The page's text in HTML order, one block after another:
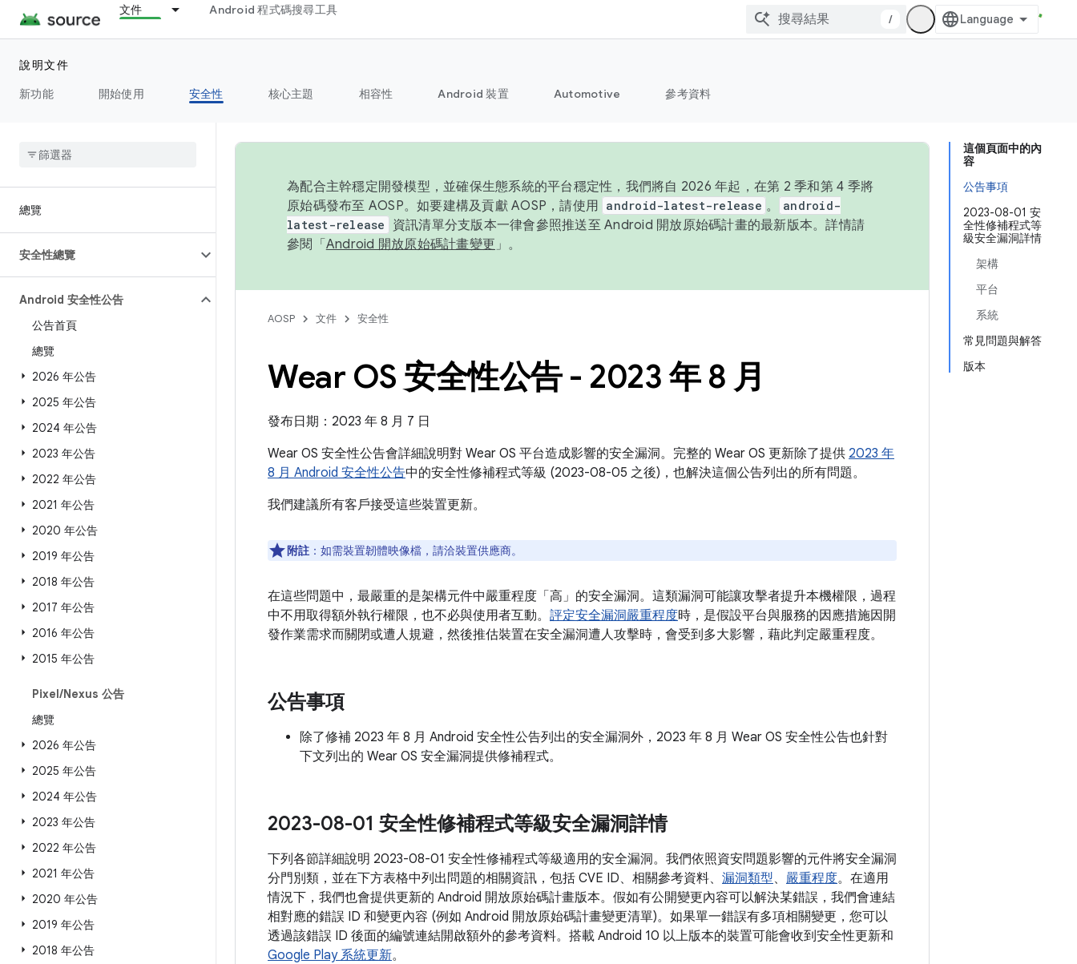
文件 Android 程式碼搜尋工具
/
說明文件
新功能
開始使用 安全性 核心主題 相容性 Android 裝置 Automotive 參考資料
總覽
安全性總覽
Android 安全性公告
公告首頁
總覽
2026 年公告
2025 年公告
2024 年公告
2023 年公告
2022 年公告
2021 年公告
2020 年公告
2019 年公告
2018 年公告
2017 年公告
2016 年公告
2015 年公告
Pixel/Nexus 公告
總覽
2026 年公告
2025 年公告
2024 年公告
2023 年公告
2022 年公告
2021 年公告
2020 年公告
2019 年公告
2018 年公告
這個頁面中的內
容
公告事項
2023-08-01 安
全性修補程式等
級安全漏洞詳情
架構
平台
系統
常見問題與解答
版本
為配合主幹穩定開發模型，並確保生態系統的平台穩定性，我們將自 2026 年起，在第 2 季和第 4 季將
原始碼發布至 AOSP。如要建構及貢獻 AOSP，請使用 android-latest-release 。
android-
latest-release
資訊清單分支版本一律會參照推送至 Android 開放原始碼計畫的最新版本。詳情請
參閱「 Android 開放原始碼計畫變更 」。
AOSP 文件 安全性
Wear OS 安全性公告 - 2023 年 8 月
發布日期：2023 年 8 月 7 日
Wear OS 安全性公告會詳細說明對 Wear OS 平台造成影響的安全漏洞。完整的 Wear OS 更新除了提供 2023 年
8 月 Android 安全性公告中的安全性修補程式等級 (2023-08-05 之後)，也解決這個公告列出的所有問題。
我們建議所有客戶接受這些裝置更新。
附註 ：如需裝置韌體映像檔，請洽裝置供應商。
在這些問題中，最嚴重的是架構元件中嚴重程度「高」的安全漏洞。這類漏洞可能讓攻擊者提升本機權限，過程
中不用取得額外執行權限，也不必與使用者互動。 評定安全漏洞嚴重程度時，是假設平台與服務的因應措施因開
發作業需求而關閉或遭人規避，然後推估裝置在安全漏洞遭人攻擊時，會受到多大影響，藉此判定嚴重程度。
公告事項
除了修補 2023 年 8 月 Android 安全性公告列出的安全漏洞外，2023 年 8 月 Wear OS 安全性公告也針對
下文列出的 Wear OS 安全漏洞提供修補程式。
2023-08-01 安全性修補程式等級安全漏洞詳情
下列各節詳細說明 2023-08-01 安全性修補程式等級適用的安全漏洞。我們依照資安問題影響的元件將安全漏洞
分門別類，並在下方表格中列出問題的相關資訊，包括 CVE ID、相關參考資料、 漏洞類型、 嚴重程度。在適用
情況下，我們也會提供更新的 Android 開放原始碼計畫版本。假如有公開變更內容可以解決某錯誤，我們會連結
相對應的錯誤 ID 和變更內容 (例如 Android 開放原始碼計畫變更清單)。如果單一錯誤有多項相關變更，您可以
透過該錯誤 ID 後面的編號連結開啟額外的參考資料。搭載 Android 10 以上版本的裝置可能會收到安全性更新和
Google Play 系統更新。